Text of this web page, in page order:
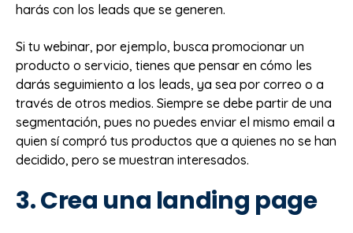
harás con los leads que se generen.
Si tu webinar, por ejemplo, busca promocionar un
producto o servicio, tienes que pensar en cómo les
darás seguimiento a los leads, ya sea por correo o a
través de otros medios. Siempre se debe partir de una
segmentación, pues no puedes enviar el mismo email a
quien sí compró tus productos que a quienes no se han
decidido, pero se muestran interesados.
3. Crea una landing page